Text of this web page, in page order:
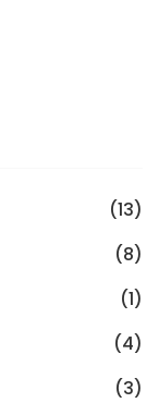
(13)
(8)
(1)
(4)
(3)